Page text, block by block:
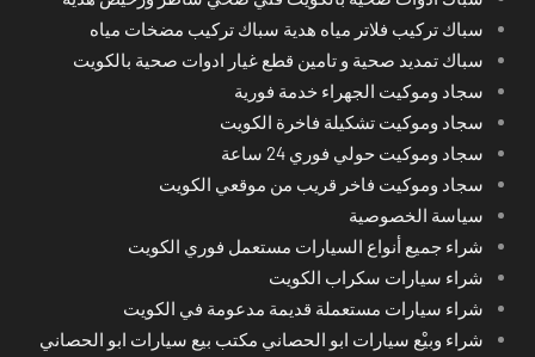
سباك تركيب فلاتر مياه هدية سباك تركيب مضخات مياه
سباك تمديد صحية و تامين قطع غيار ادوات صحية بالكويت
سجاد وموكيت الجهراء خدمة فورية
سجاد وموكيت تشكيلة فاخرة الكويت
سجاد وموكيت حولي فوري 24 ساعة
سجاد وموكيت فاخر قريب من موقعي الكويت
سياسة الخصوصية
شراء جميع أنواع السيارات مستعمل فوري الكويت
شراء سيارات سكراب الكويت
شراء سيارات مستعملة قديمة مدعومة في الكويت
شراء وبيْع سيارات ابو الحصاني مكتب بيع سيارات ابو الحصاني